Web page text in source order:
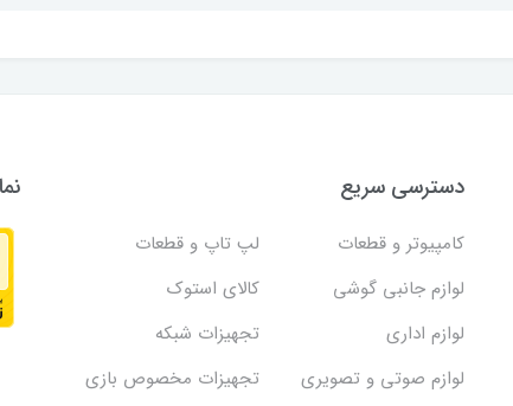
دسترسی سریع
کامپیوتر و قطعات
لپ تاپ و قطعات
لوازم جانبی گوشی
کالای استوک
لوازم اداری
تجهیزات شبکه
لوازم صوتی و تصویری
تجهیزات مخصوص بازی